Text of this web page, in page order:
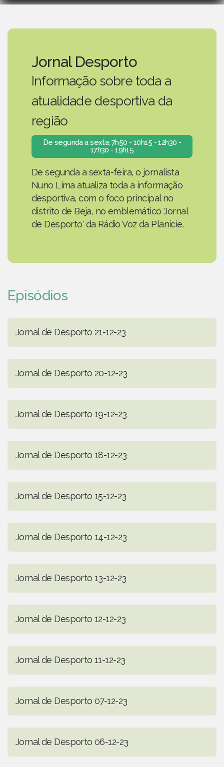
Jornal Desporto
Informação sobre toda a
atualidade desportiva da
região
De segunda a sexta: 7h50 - 10h15 - 12h30 -
17h30 - 19h15
De segunda a sexta-feira, o jornalista
Nuno Lima atualiza toda a informação
desportiva, com o foco principal no
distrito de Beja, no emblemático 'Jornal
de Desporto' da Rádio Voz da Planície.
Episódios
Jornal de Desporto 21-12-23
Jornal de Desporto 20-12-23
Jornal de Desporto 19-12-23
Jornal de Desporto 18-12-23
Jornal de Desporto 15-12-23
Jornal de Desporto 14-12-23
Jornal de Desporto 13-12-23
Jornal de Desporto 12-12-23
Jornal de Desporto 11-12-23
Jornal de Desporto 07-12-23
Jornal de Desporto 06-12-23